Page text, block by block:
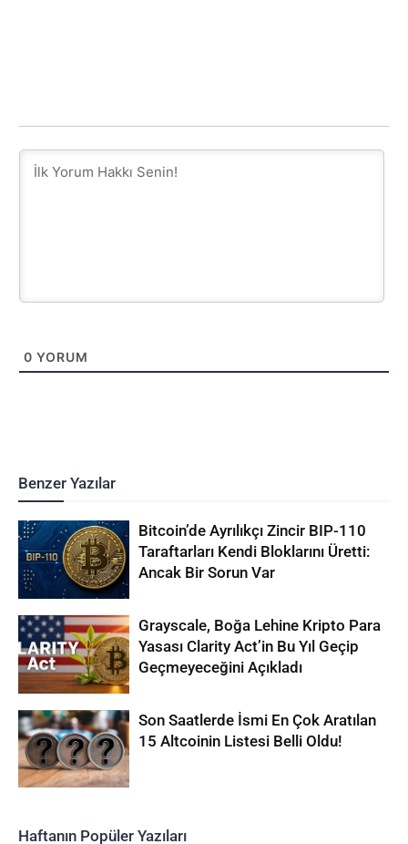
0 YORUM
Benzer Yazılar
Bitcoin’de Ayrılıkçı Zincir BIP-110
Taraftarları Kendi Bloklarını Üretti:
Ancak Bir Sorun Var
Grayscale, Boğa Lehine Kripto Para
Yasası Clarity Act’in Bu Yıl Geçip
Geçmeyeceğini Açıkladı
Son Saatlerde İsmi En Çok Aratılan
15 Altcoinin Listesi Belli Oldu!
Haftanın Popüler Yazıları